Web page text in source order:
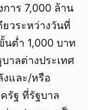
าร 7,000 ล้าน
วระหว่างวันที่
ต่ำ 1,000 บาท
าลต่างประเทศ
งและ/หรือ
รัฐ ที่รัฐบาล